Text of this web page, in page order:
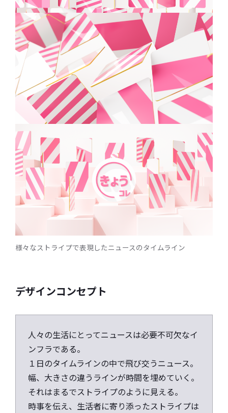
様々なストライプで表現したニュースのタイムライン
デザインコンセプト
人々の生活にとってニュースは必要不可欠なイ
ンフラである。
１日のタイムラインの中で飛び交うニュース。
幅、大きさの違うラインが時間を埋めていく。
それはまるでストライプのように見える。
時事を伝え、生活者に寄り添ったストライプは